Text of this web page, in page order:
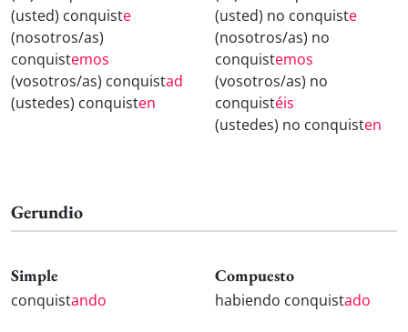
(usted) conquiste
(nosotros/as)
conquistemos
(vosotros/as) conquistad
(ustedes) conquisten
(usted) no conquiste
(nosotros/as) no
conquistemos
(vosotros/as) no
conquistéis
(ustedes) no conquisten
Gerundio
Simple
conquistando
Compuesto
habiendo conquistado